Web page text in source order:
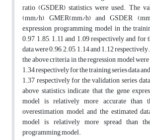
ratio (GSDER) statistics were used. The
(mm/h), GMER(mm/h) and GSDER
expression programming model in the
0.97, 1.85, 1.11 and 1.09 respectively and for
data were 0.96, 2.05, 1.14 and 1.12
the above criteria in the regression model
1.34 respectively for the training series data
1.37 respectively for the validation series
above statistics indicate that the gene
model is relatively more accurate than
overestimation model, and the estimated
model is relatively more spread than
programming model.